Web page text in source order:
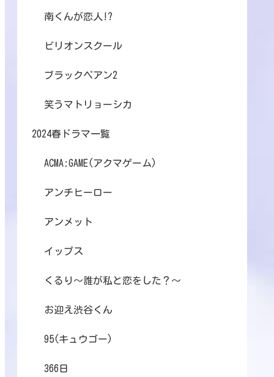
南くんが恋人!?
ビリオンスクール
ブラックペアン2
笑うマトリョーシカ
2024春ドラマ一覧
ACMA:GAME(アクマゲーム)
アンチヒーロー
アンメット
イップス
くるり～誰が私と恋をした？～
お迎え渋谷くん
95(キュウゴー)
366日